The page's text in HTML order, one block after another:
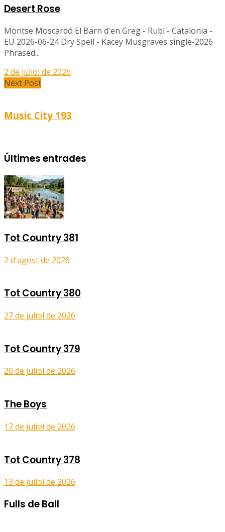
Desert Rose
Montse Moscardó El Barn d'en Greg - Rubí - Catalonia -
EU 2026-06-24 Dry Spell - Kacey Musgraves single-2026
Phrased...
2 de juliol de 2026
Next Post
Music City 193
Últimes entrades
Tot Country 381
2 d'agost de 2026
Tot Country 380
27 de juliol de 2026
Tot Country 379
20 de juliol de 2026
The Boys
17 de juliol de 2026
Tot Country 378
13 de juliol de 2026
Fulls de Ball